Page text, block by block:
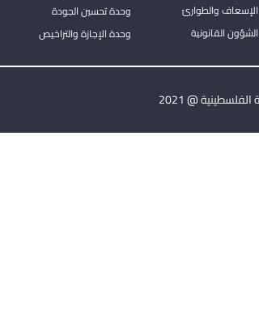
والطوارئ
القانونية
وحدة تحسين الجودة
وحدة الإجازة والتراخيص
@ 2021